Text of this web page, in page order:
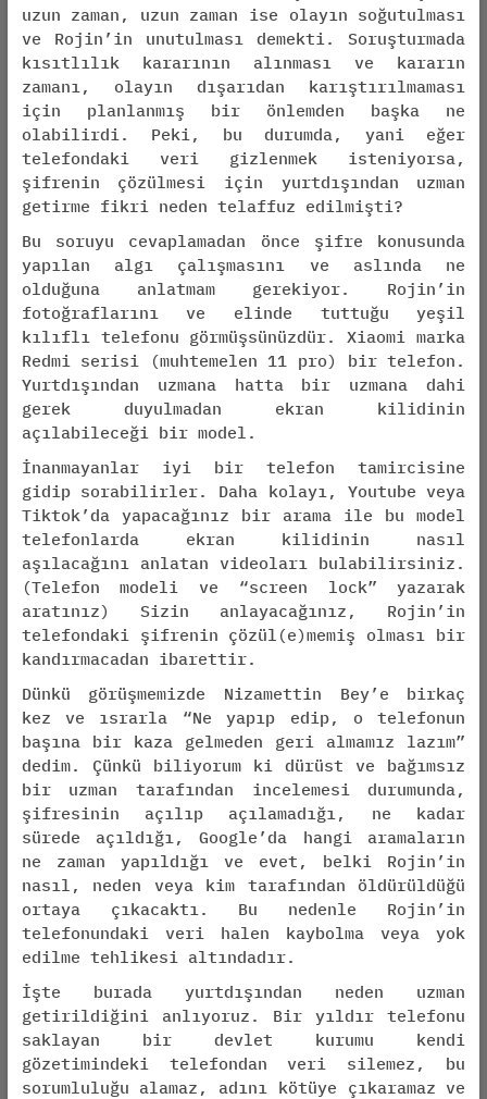
uzun zaman, uzun zaman ise olayın soğutulması
ve Rojin’in unutulması demekti. Soruşturmada
kısıtlılık kararının alınması ve kararın
zamanı, olayın dışarıdan karıştırılmaması
için planlanmış bir önlemden başka ne
olabilirdi. Peki, bu durumda, yani eğer
telefondaki veri gizlenmek isteniyorsa,
şifrenin çözülmesi için yurtdışından uzman
getirme fikri neden telaffuz edilmişti?
Bu soruyu cevaplamadan önce şifre konusunda
yapılan algı çalışmasını ve aslında ne
olduğuna anlatmam gerekiyor. Rojin’in
fotoğraflarını ve elinde tuttuğu yeşil
kılıflı telefonu görmüşsünüzdür. Xiaomi marka
Redmi serisi (muhtemelen 11 pro) bir telefon.
Yurtdışından uzmana hatta bir uzmana dahi
gerek duyulmadan ekran kilidinin
açılabileceği bir model.
İnanmayanlar iyi bir telefon tamircisine
gidip sorabilirler. Daha kolayı, Youtube veya
Tiktok’da yapacağınız bir arama ile bu model
telefonlarda ekran kilidinin nasıl
aşılacağını anlatan videoları bulabilirsiniz.
(Telefon modeli ve “screen lock” yazarak
aratınız) Sizin anlayacağınız, Rojin’in
telefondaki şifrenin çözül(e)memiş olması bir
kandırmacadan ibarettir.
Dünkü görüşmemizde Nizamettin Bey’e birkaç
kez ve ısrarla “Ne yapıp edip, o telefonun
başına bir kaza gelmeden geri almamız lazım”
dedim. Çünkü biliyorum ki dürüst ve bağımsız
bir uzman tarafından incelemesi durumunda,
şifresinin açılıp açılamadığı, ne kadar
sürede açıldığı, Google’da hangi aramaların
ne zaman yapıldığı ve evet, belki Rojin’in
nasıl, neden veya kim tarafından öldürüldüğü
ortaya çıkacaktı. Bu nedenle Rojin’in
telefonundaki veri halen kaybolma veya yok
edilme tehlikesi altındadır.
İşte burada yurtdışından neden uzman
getirildiğini anlıyoruz. Bir yıldır telefonu
saklayan bir devlet kurumu kendi
gözetimindeki telefondan veri silemez, bu
sorumluluğu alamaz, adını kötüye çıkaramaz ve